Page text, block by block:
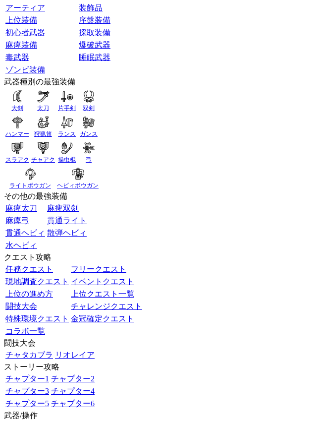
アーティア
装飾品
上位装備
序盤装備
初心者武器
採取装備
麻痺装備
爆破武器
毒武器
睡眠武器
ゾンビ装備
武器種別の最強装備
大剣 太刀 片手剣 双剣
ハンマー 狩猟笛 ランス ガンス
スラアク チャアク 操虫棍 弓
ライトボウガン ヘビィボウガン
その他の最強装備
麻痺太刀
麻痺双剣
麻痺弓
貫通ライト
貫通ヘビィ 散弾ヘビィ
水ヘビィ
クエスト攻略
任務クエスト
フリークエスト
現地調査クエスト イベントクエスト
上位の進め方
上位クエスト一覧
闘技大会
チャレンジクエスト
特殊環境クエスト 金冠確定クエスト
コラボ一覧
闘技大会
チャタカブラ リオレイア
ストーリー攻略
チャプター1 チャプター2
チャプター3 チャプター4
チャプター5 チャプター6
武器/操作